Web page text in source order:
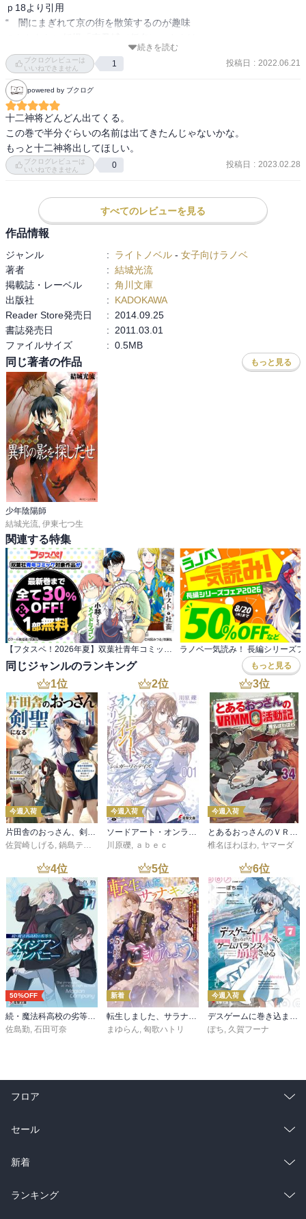
ｐ18より引用
“　闇にまぎれて京の街を散策するのが趣味
思いもかけずにばったりと陰陽師に遭遇して
しまい、慌てふためいて脱兎の如く逃げ出し
た。が、それを見た少年陰陽師は条件反射で
車乃輔さんを追いかけ、追い詰められ足留め
された憐れな車乃輔さんは、必死に助命を乞
うのだった。まる。”
安倍晴明の孫を主人公とした、和風ファン
タジー長編小説。シリーズ第二弾。角川ビー
改題作。
都の異変は他国の妖怪の存在が原因である
ことを知り、夜毎に街を見回る主人公・安倍
昌浩。相棒の物の怪と共に、出会った妖怪を
追いかけるのだが…。
上記の引用は、見た目に反して害意を持た
ない妖怪を祓いかけた場面の一節。
昼間に公園を散歩しているだけで、警官に職
務質問される、見た目いかついおじさんといっ
たところでしょうか。公の場でゆっくり出来
ないような、息苦しい世の中ではなくなって
ほしいものです。
主人公・昌浩だけが「清明の孫」と呼ばれ
るその理由が、良く描かれた巻。王道少年漫
画的な展開に、胸が熱くなること請け合いで
す。
ーーーーー
続きを読む
ブクログレビューは
いいねできません
1 投稿日 : 2022.06.21
powered by ブクログ
十二神将どんどん出てくる。
この巻で半分ぐらいの名前は出てきたんじゃないかな。
もっと十二神将出してほしい。
ブクログレビューは
いいねできません
0 投稿日 : 2023.02.28
すべてのレビューを見る
作品情報
ジャンル : ライトノベル - 女子向けラノベ
著者
: 結城光流
掲載誌・レーベル
: 角川文庫
出版社
:
KADOKAWA
Reader Store発売日
:
2014.09.25
書誌発売日
:
2011.03.01
ファイルサイズ
: 0.5MB
同じ著者の作品 もっと見る
少年陰陽師
結城光流, 伊東七つ生
関連する特集
【フタスペ！2026年夏】双葉社青年コミック 対象作品が最新巻まで全て30％OFF＆一部無料！ ラノベ一気読み！ 長編シリーズ
同じジャンルのランキング もっと見る
1位
今週入荷
佐賀崎しげる 鍋島テツヒロ
2位
今週入荷
川原礫
ａｂｅｃ
3位
今週入荷
椎名ほわほわ ヤマーダ
4位
50%OFF
続・魔法科高校の劣等生 メイジアン・カンパニー(11)
佐島勤, 石田可奈
5位
新着
転生しました、サラナ・キンジェです。ごきげんよう。５ ～婚約破棄されたので田舎で気ままに暮らしたいと思います～【電子書店共通特典SS付】
まゆらん, 匈歌ハトリ
6位
今週入荷
デスゲームに巻き込まれた山本さん、気ままにゲームバランスを崩壊させる７【電子特別版】
ぽち, 久賀フーナ
フロア
総合
ラノベ
雑誌・グラビア
セール
総合
ラノベ
新着
総合
ランキング